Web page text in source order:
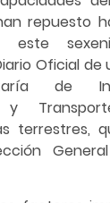
repuesto
este
Oficial de
de
y
terrestres,